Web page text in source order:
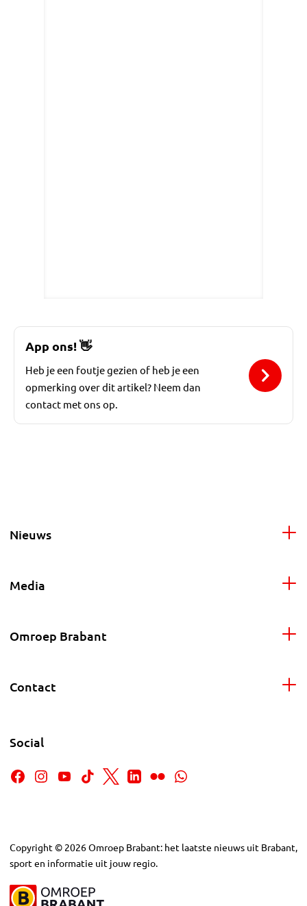
App ons!👋
Heb je een foutje gezien of heb je een
opmerking over dit artikel? Neem dan
contact met ons op.
Nieuws
Media
Omroep Brabant
Contact
Social
Copyright © 2026Omroep Brabant: het laatste nieuws uit Brabant,
sport en informatie uit jouw regio.